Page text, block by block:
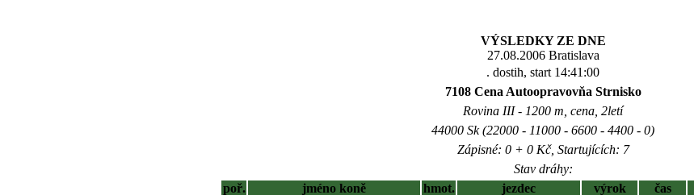
VÝSLEDKY ZE DNE
27.08.2006 Bratislava
. dostih, start 14:41:00
7108 Cena Autoopravovňa Strnisko
Rovina III - 1200 m, cena, 2letí
44000 Sk (22000 - 11000 - 6600 - 4400 - 0)
Zápisné: 0 + 0 Kč, Startujících: 7
Stav dráhy:
poř.
jméno koně hmot. jezdec výrok čas